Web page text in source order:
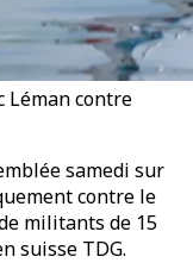
contre
samedi sur
contre le
militants de 15
suisse TDG.